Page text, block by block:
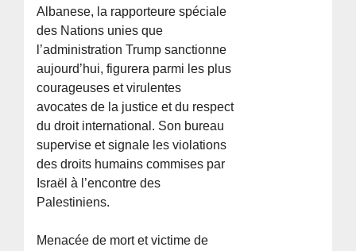
Albanese, la rapporteure spéciale
des Nations unies que
l’administration Trump sanctionne
aujourd’hui, figurera parmi les plus
courageuses et virulentes
avocates de la justice et du respect
du droit international. Son bureau
supervise et signale les violations
des droits humains commises par
Israël à l’encontre des
Palestiniens.
Menacée de mort et victime de